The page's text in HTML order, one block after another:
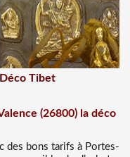
Déco Tibet
(26800) la déco
des bons tarifs à Portes-